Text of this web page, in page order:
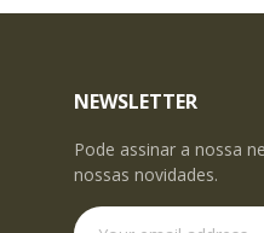
NEWSLETTER
Pode assinar a nossa
nossas novidades.